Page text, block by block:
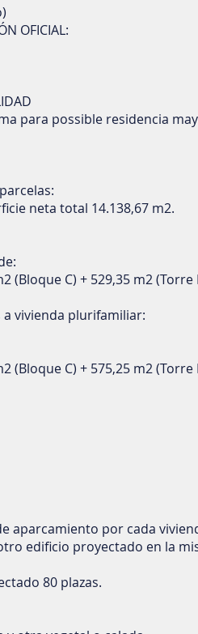
OFICIAL:
para possible residencia
neta total 14.138,67 m2.
(Bloque C) + 529,35 m2 (Torre
vivienda plurifamiliar:
(Bloque C) + 575,25 m2 (Torre
aparcamiento por cada
edificio proyectado en la
80 plazas.